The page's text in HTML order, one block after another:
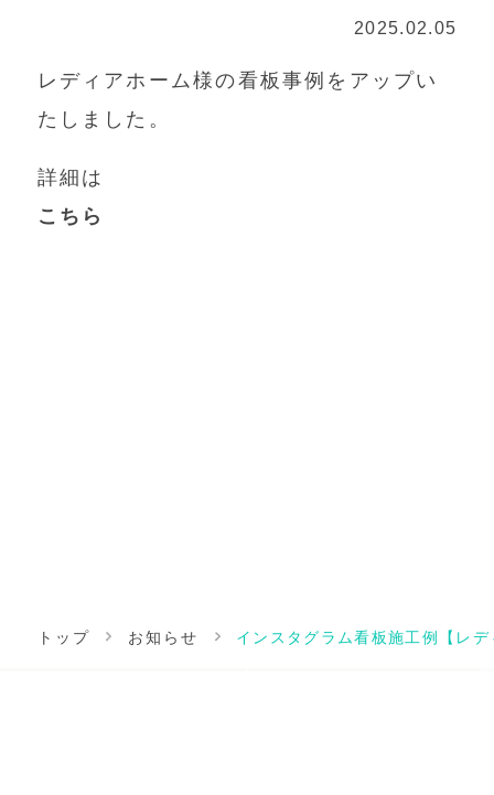
2025.02.05
レディアホーム様の看板事例をアップい
たしました。
詳細は
こちら
トップ お知らせ インスタグラム看板施工例【レ